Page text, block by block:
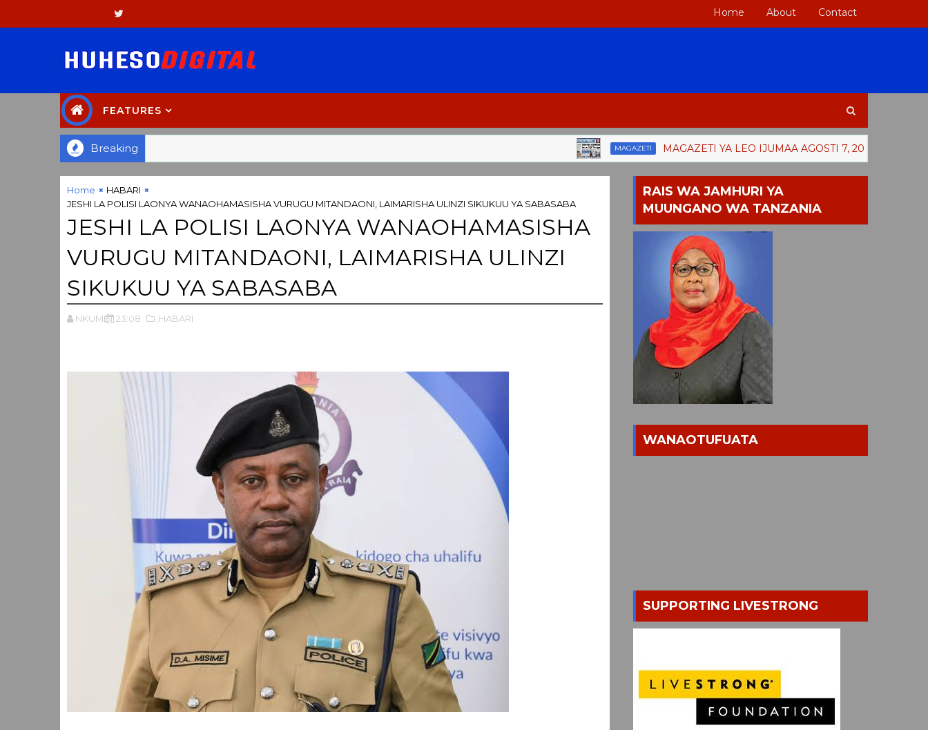
Home About Contact
FEATURES
Breaking MAGAZETI MAGAZETI YA LEO IJUMAA AGOSTI 7, 2026
Home
HABARI
JESHI LA POLISI LAONYA WANAOHAMASISHA VURUGU MITANDAONI, LAIMARISHA ULINZI SIKUKUU YA SABASABA
JESHI LA POLISI LAONYA WANAOHAMASISHA
VURUGU MITANDAONI, LAIMARISHA ULINZI
SIKUKUU YA SABASABA
NKUMBI 23:08 ,HABARI
RAIS WA JAMHURI YA
MUUNGANO WA TANZANIA
WANAOTUFUATA
SUPPORTING LIVESTRONG